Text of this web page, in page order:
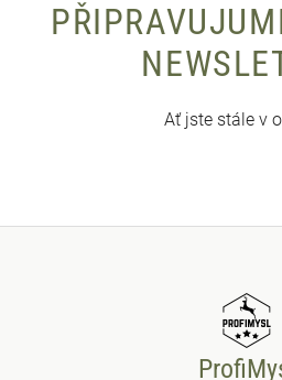
Ať jste stále v